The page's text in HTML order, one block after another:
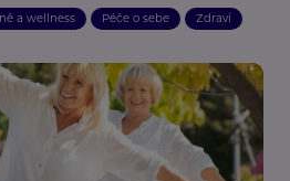
a wellness Péče o sebe Zdraví